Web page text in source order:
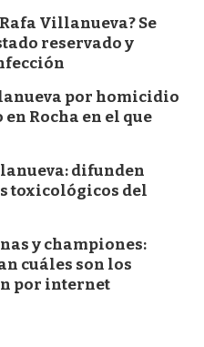
Villanueva? Se
reservado y
por homicidio
Rocha en el que
difunden
toxicológicos del
y championes:
cuáles son los
por internet